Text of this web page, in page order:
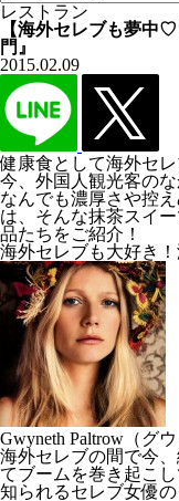
レストラン
【海外セレブも夢中
門』
2015.02.09
健康食として海外セ
今、外国人観光客の
なんでも濃厚さや控
は、そんな抹茶スイ
品たちをご紹介！
海外セレブも大好き
Gwyneth Paltrow（グ
海外セレブの間で今
てブームを巻き起こ
知られるセレブ女優